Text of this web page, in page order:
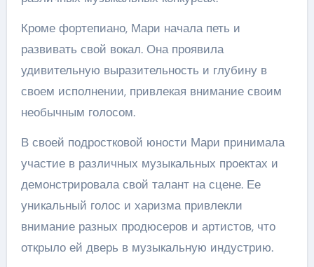
Кроме фортепиано, Мари начала петь и
развивать свой вокал. Она проявила
удивительную выразительность и глубину в
своем исполнении, привлекая внимание своим
необычным голосом.
В своей подростковой юности Мари принимала
участие в различных музыкальных проектах и
демонстрировала свой талант на сцене. Ее
уникальный голос и харизма привлекли
внимание разных продюсеров и артистов, что
открыло ей дверь в музыкальную индустрию.